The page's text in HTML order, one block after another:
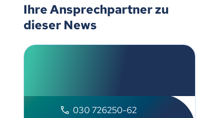
Ihre Ansprechpartner zu
dieser News
030 726250-62